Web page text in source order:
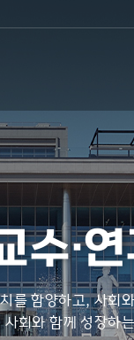
수·
를 함양하고, 사회
사회와 함께 성장하